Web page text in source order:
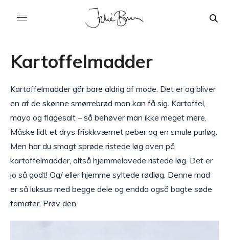
Kartoffelmadder
Kartoffelmadder går bare aldrig af mode. Det er og bliver
en af de skønne smørrebrød man kan få sig. Kartoffel,
mayo og flagesalt – så behøver man ikke meget mere.
Måske lidt et drys friskkværnet peber og en smule purløg.
Men har du smagt sprøde ristede løg oven på
kartoffelmadder, altså hjemmelavede ristede løg. Det er
jo så godt! Og/ eller hjemme syltede rødløg. Denne mad
er så luksus med begge dele og endda også bagte søde
tomater. Prøv den.